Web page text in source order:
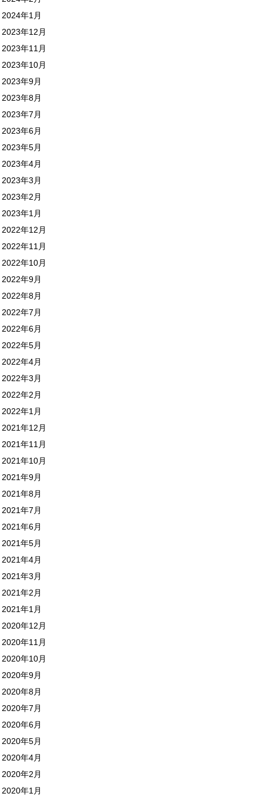
2024年1月
2023年12月
2023年11月
2023年10月
2023年9月
2023年8月
2023年7月
2023年6月
2023年5月
2023年4月
2023年3月
2023年2月
2023年1月
2022年12月
2022年11月
2022年10月
2022年9月
2022年8月
2022年7月
2022年6月
2022年5月
2022年4月
2022年3月
2022年2月
2022年1月
2021年12月
2021年11月
2021年10月
2021年9月
2021年8月
2021年7月
2021年6月
2021年5月
2021年4月
2021年3月
2021年2月
2021年1月
2020年12月
2020年11月
2020年10月
2020年9月
2020年8月
2020年7月
2020年6月
2020年5月
2020年4月
2020年2月
2020年1月